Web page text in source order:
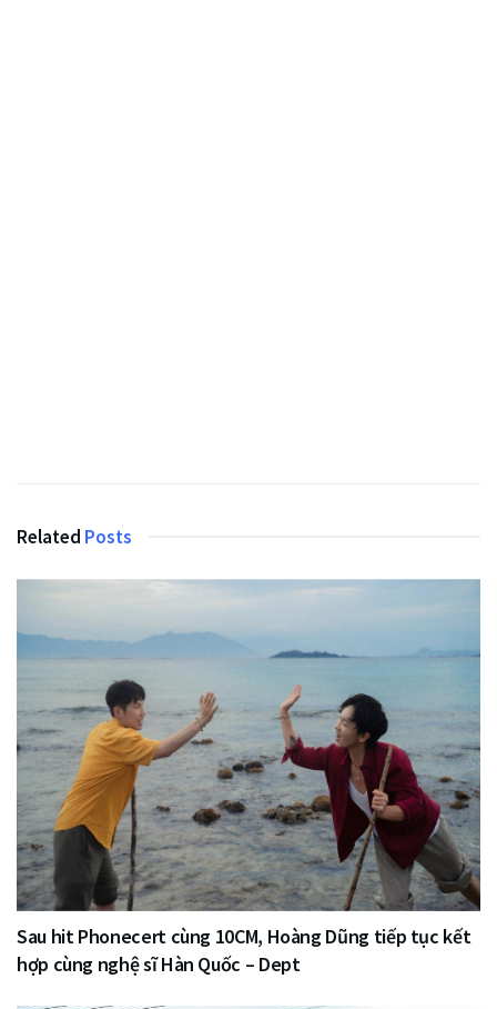
Related Posts
Sau hit Phonecert cùng 10CM, Hoàng Dũng tiếp tục kết
hợp cùng nghệ sĩ Hàn Quốc – Dept